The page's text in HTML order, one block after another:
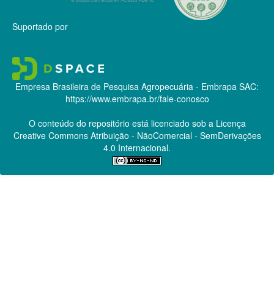
Suportado por
Empresa Brasileira de Pesquisa Agropecuária - Embrapa SAC:
https://www.embrapa.br/fale-conosco
O conteúdo do repositório está licenciado sob a Licença
Creative CommonsAtribuição - NãoComercial - SemDerivações
4.0 Internacional.